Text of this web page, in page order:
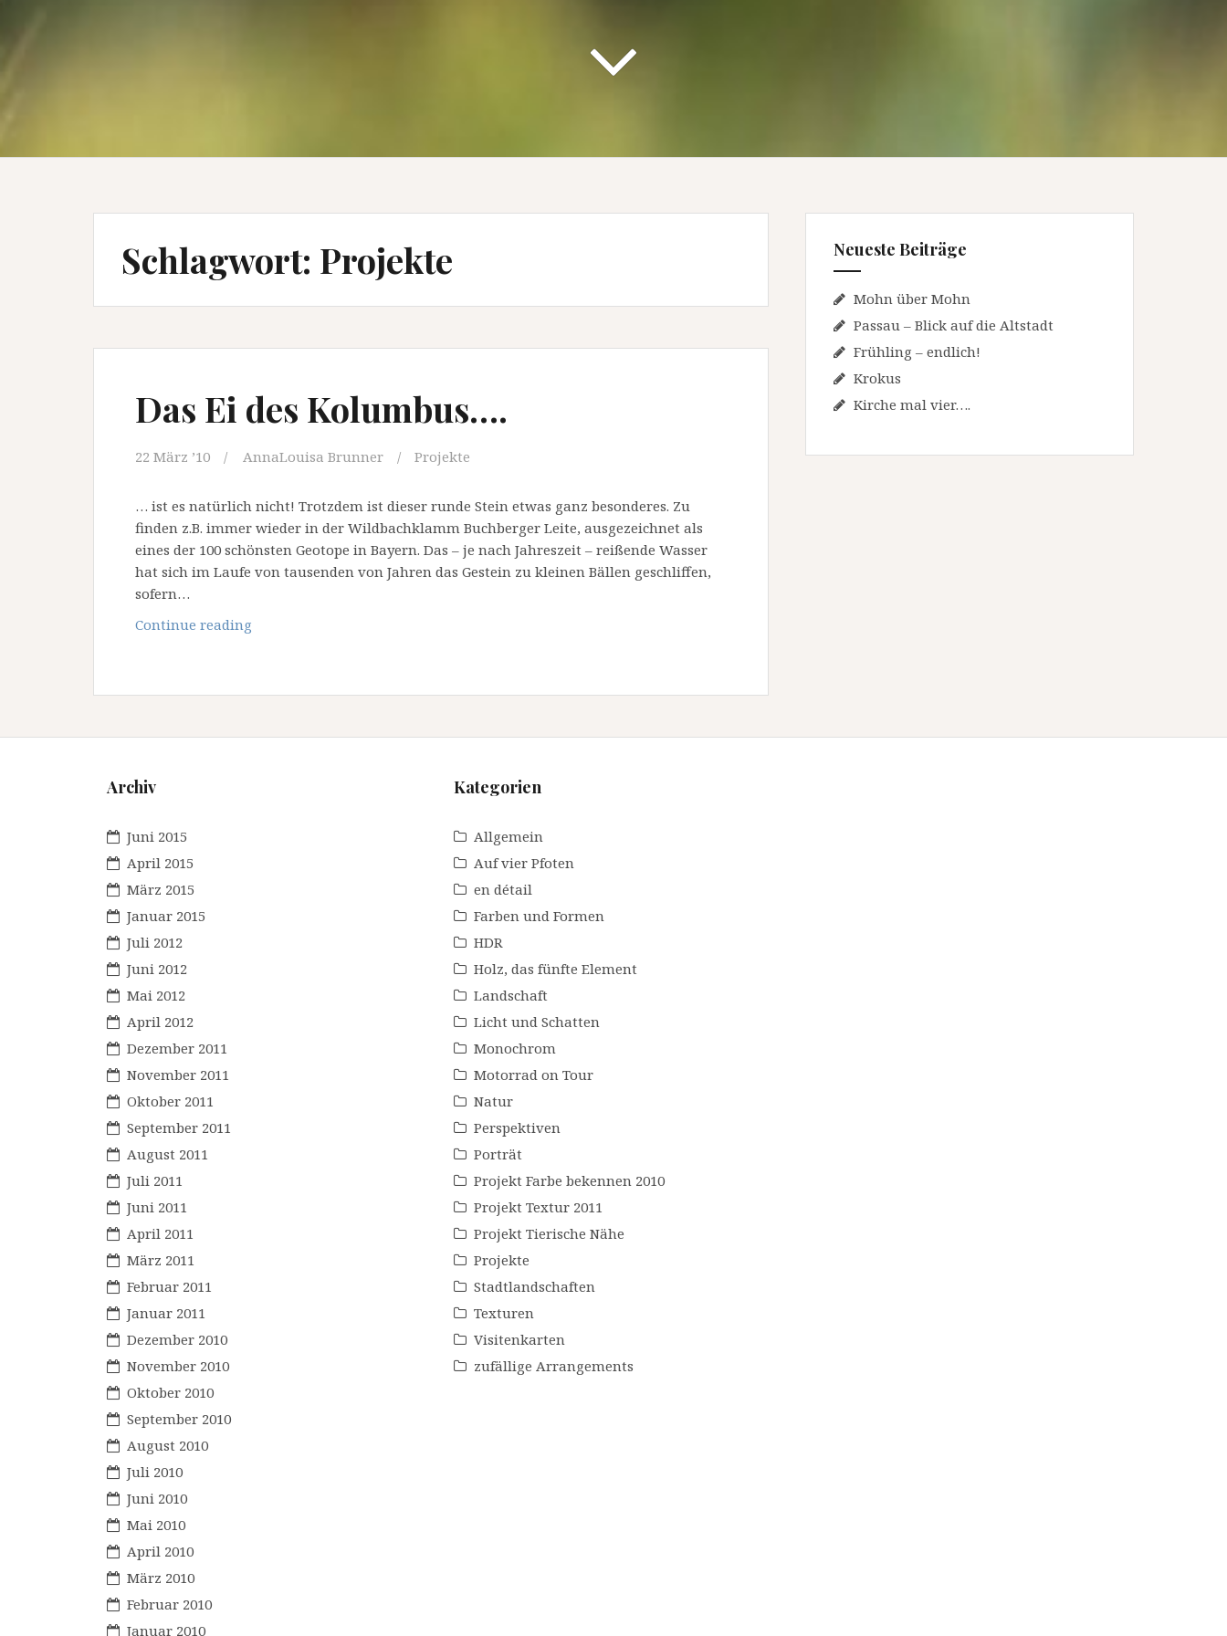
Schlagwort: Projekte
Das Ei des Kolumbus….
22 März ’10 AnnaLouisa Brunner Projekte
… ist es natürlich nicht! Trotzdem ist dieser runde Stein etwas ganz besonderes. Zu
finden z.B. immer wieder in der Wildbachklamm Buchberger Leite, ausgezeichnet als
eines der 100 schönsten Geotope in Bayern. Das – je nach Jahreszeit – reißende Wasser
hat sich im Laufe von tausenden von Jahren das Gestein zu kleinen Bällen geschliffen,
sofern…
Continue reading
Neueste Beiträge
Mohn über Mohn
Passau – Blick auf die Altstadt
Frühling – endlich!
Krokus
Kirche mal vier….
Archiv
Juni 2015
April 2015
März 2015
Januar 2015
Juli 2012
Juni 2012
Mai 2012
April 2012
Dezember 2011
November 2011
Oktober 2011
September 2011
August 2011
Juli 2011
Juni 2011
April 2011
März 2011
Februar 2011
Januar 2011
Dezember 2010
November 2010
Oktober 2010
September 2010
August 2010
Juli 2010
Juni 2010
Mai 2010
April 2010
März 2010
Februar 2010
Januar 2010
Kategorien
Allgemein
Auf vier Pfoten
en détail
Farben und Formen
HDR
Holz, das fünfte Element
Landschaft
Licht und Schatten
Monochrom
Motorrad on Tour
Natur
Perspektiven
Porträt
Projekt Farbe bekennen 2010
Projekt Textur 2011
Projekt Tierische Nähe
Projekte
Stadtlandschaften
Texturen
Visitenkarten
zufällige Arrangements